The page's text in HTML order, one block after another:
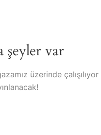
şeyler var
üzerinde çalışılıyor